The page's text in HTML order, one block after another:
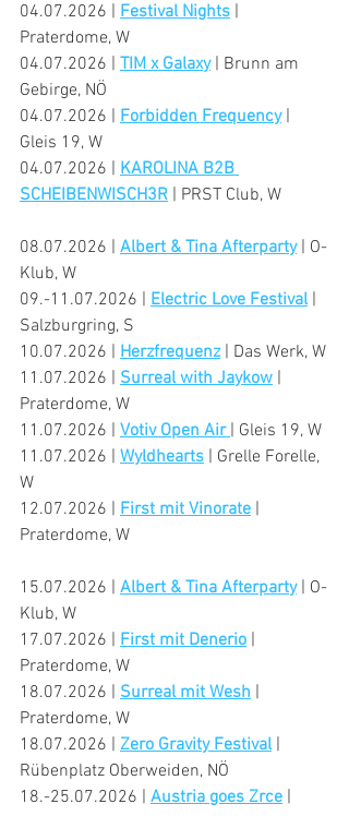
04.07.2026 | Festival Nights |
Praterdome, W
04.07.2026 | TIM x Galaxy | Brunn am
Gebirge, NÖ
04.07.2026 | Forbidden Frequency |
Gleis 19, W
04.07.2026 | KAROLINA B2B
SCHEIBENWISCH3R | PRST Club, W
08.07.2026 | Albert & Tina Afterparty | O-
Klub, W
09.-11.07.2026 | Electric Love Festival |
Salzburgring, S
10.07.2026 | Herzfrequenz | Das Werk, W
11.07.2026 | Surreal with Jaykow |
Praterdome, W
11.07.2026 | Votiv Open Air | Gleis 19, W
11.07.2026 | Wyldhearts | Grelle Forelle,
W
12.07.2026 | First mit Vinorate |
Praterdome, W
15.07.2026 | Albert & Tina Afterparty | O-
Klub, W
17.07.2026 | First mit Denerio |
Praterdome, W
18.07.2026 | Surreal mit Wesh |
Praterdome, W
18.07.2026 | Zero Gravity Festival |
Rübenplatz Oberweiden, NÖ
18.-25.07.2026 | Austria goes Zrce |